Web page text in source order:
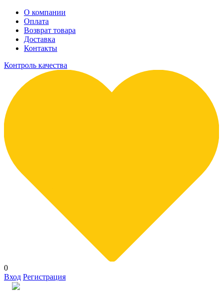
О компании
Оплата
Возврат товара
Доставка
Контакты
Контроль качества
0
Вход Регистрация